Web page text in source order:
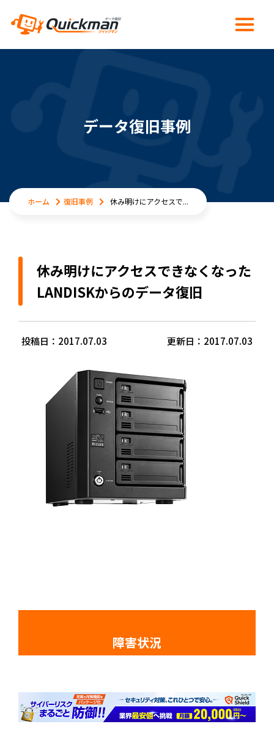
データ復旧事例
ホーム 復旧事例 休み明けにアクセスで...
休み明けにアクセスできなくなった
LANDISKからのデータ復旧
投稿日：2017.07.03 更新日：2017.07.03
障害状況